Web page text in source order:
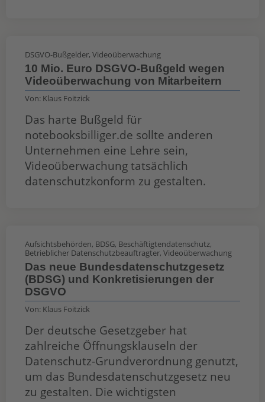
DSGVO-Bußgelder, Videoüberwachung
10 Mio. Euro DSGVO-Bußgeld wegen
Videoüberwachung von Mitarbeitern
Von: Klaus Foitzick
Das harte Bußgeld für
notebooksbilliger.de sollte anderen
Unternehmen eine Lehre sein,
Videoüberwachung tatsächlich
datenschutzkonform zu gestalten.
Aufsichtsbehörden, BDSG, Beschäftigtendatenschutz,
Betrieblicher Datenschutzbeauftragter, Videoüberwachung
Das neue Bundesdatenschutzgesetz
(BDSG) und Konkretisierungen der
DSGVO
Von: Klaus Foitzick
Der deutsche Gesetzgeber hat
zahlreiche Öffnungsklauseln der
Datenschutz-Grundverordnung genutzt,
um das Bundesdatenschutzgesetz neu
zu gestalten. Die wichtigsten